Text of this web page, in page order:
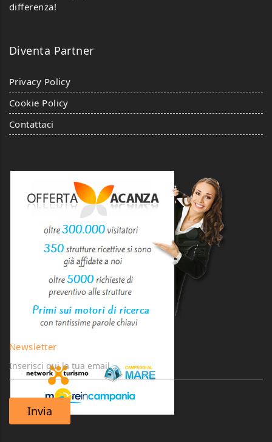
differenza!
Diventa Partner
Privacy Policy
Cookie Policy
Contattaci
Newsletter